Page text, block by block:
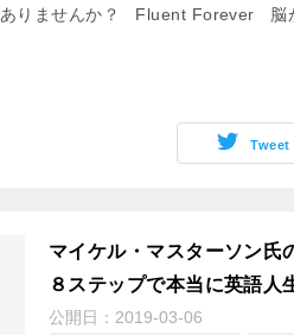
ありませんか？ Fluent Forever
Tweet
マイケル・マスターソン氏
８ステップで本当に英語人
公開日： 2019-03-06